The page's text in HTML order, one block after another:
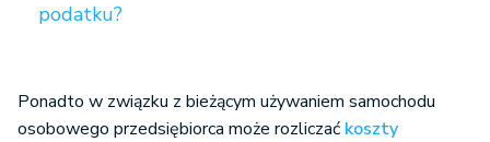
podatku?
Ponadto w związku z bieżącym używaniem samochodu
osobowego przedsiębiorca może rozliczać koszty